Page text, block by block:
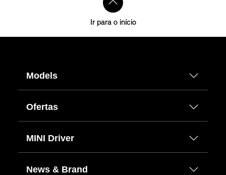
Ir para o início
Models
Ofertas
MINI Driver
News & Brand